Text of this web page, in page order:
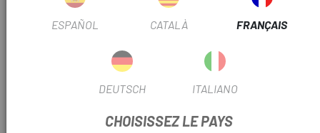
points d'appui du vélo, évaluation et rééducation du schéma
moteur de pédalage et de la position sur le vélo.
ESPAÑOL CATALÀ FRANÇAIS
DEUTSCH ITALIANO
CHOISISSEZ LE PAYS